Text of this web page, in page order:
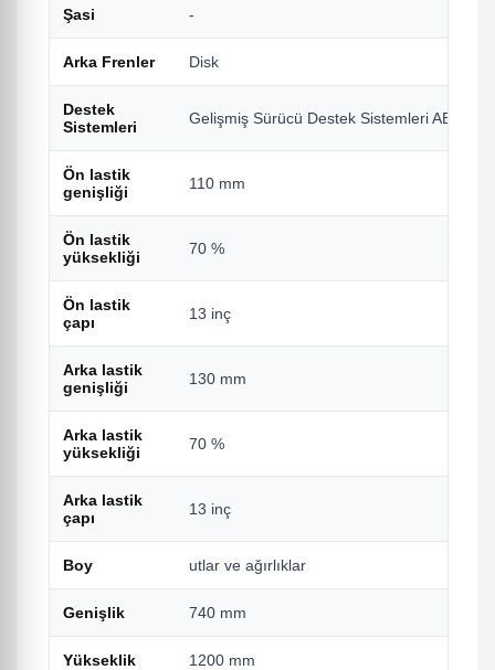
Şasi -
Arka Frenler Disk
Destek
Sistemleri
Gelişmiş Sürücü Destek Sistemleri ABS
Ön lastik
genişliği
110 mm
Ön lastik
yüksekliği
70 %
Ön lastik
çapı
13 inç
Arka lastik
genişliği
130 mm
Arka lastik
yüksekliği
70 %
Arka lastik
çapı
13 inç
Boy utlar ve ağırlıklar
Genişlik 740 mm
Yükseklik 1200 mm